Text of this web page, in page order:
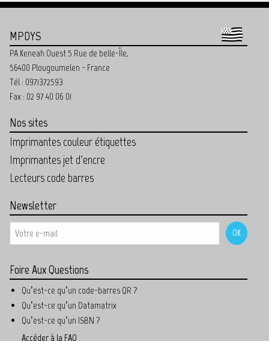
MPDYS
PA Keneah Ouest 5 Rue de belle-Île,
56400 Plougoumelen - France
Tél : 0971372593
Fax : 02 97 40 06 01
Nos sites
Imprimantes couleur étiquettes
Imprimantes jet d'encre
Lecteurs code barres
Newsletter
Foire Aux Questions
Qu’est-ce qu’un code-barres QR ?
Qu’est-ce qu’un Datamatrix
Qu’est-ce qu’un ISBN ?
Accéder à la FAQ